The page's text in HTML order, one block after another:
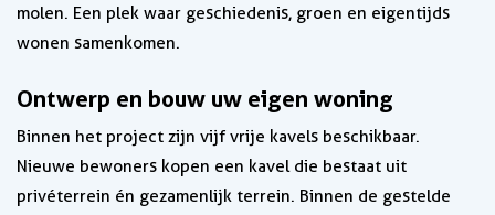
molen. Een plek waar geschiedenis, groen en eigentijds
wonen samenkomen.
Ontwerp en bouw uw eigen woning
Binnen het project zijn vijf vrije kavels beschikbaar.
Nieuwe bewoners kopen een kavel die bestaat uit
privéterrein én gezamenlijk terrein. Binnen de gestelde